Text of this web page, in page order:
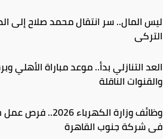
ليس المال.. سر انتقال محمد صلاح إلى
التركي
العد التنازلي بدأ.. موعد مباراة الأهلي
والقنوات الناقلة
وظائف وزارة الكهرباء
في شركة جنوب القاهرة